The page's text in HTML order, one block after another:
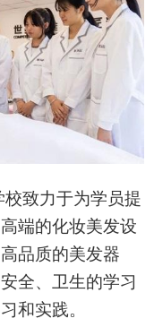
致力于为学员提
端的化妆美发设
品质的美发器
全、卫生的学习
和实践。